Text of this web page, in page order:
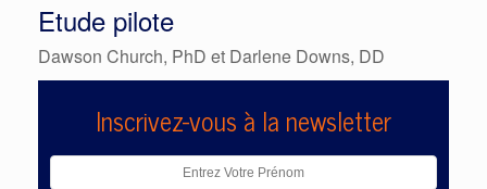
Etude pilote
Dawson Church, PhD et Darlene Downs, DD
Inscrivez-vous à la newsletter